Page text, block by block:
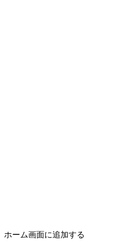
ホーム画面に追加する